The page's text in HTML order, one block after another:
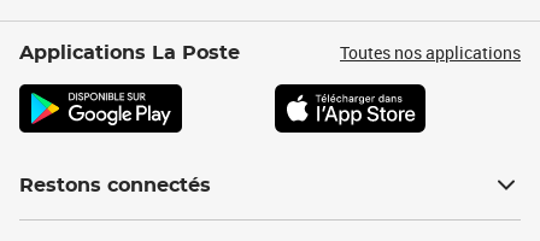
Applications La Poste Toutes nos applications
Restons connectés